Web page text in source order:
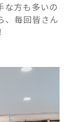
な方も多いの
、毎回皆さん